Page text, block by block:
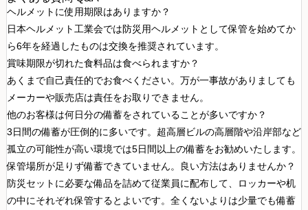
ヘルメットに使用期限はありますか？
日本ヘルメット工業会では防災用ヘルメットとして保管を始めてか
ら6年を経過したものは交換を推奨されています。
賞味期限が切れた食料品は食べられますか？
あくまで自己責任的でお食べください。万が一事故がありましても
メーカーや販売店は責任をお取りできません。
他のお客様は何日分の備蓄をされていることが多いですか？
3日間の備蓄が圧倒的に多いです。超高層ビルの高層階や沿岸部など
孤立の可能性が高い環境では5日間以上の備蓄をお勧めいたします。
保管場所が足りず備蓄できていません。良い方法はありませんか？
防災セットに必要な備品を詰めて従業員に配布して、ロッカーや机
の中にそれぞれ保管するとよいです。全くないよりは少量でも備蓄